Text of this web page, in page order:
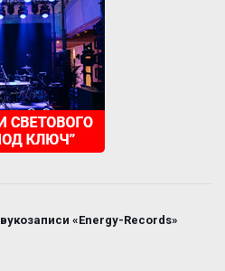
«Energy-Records»